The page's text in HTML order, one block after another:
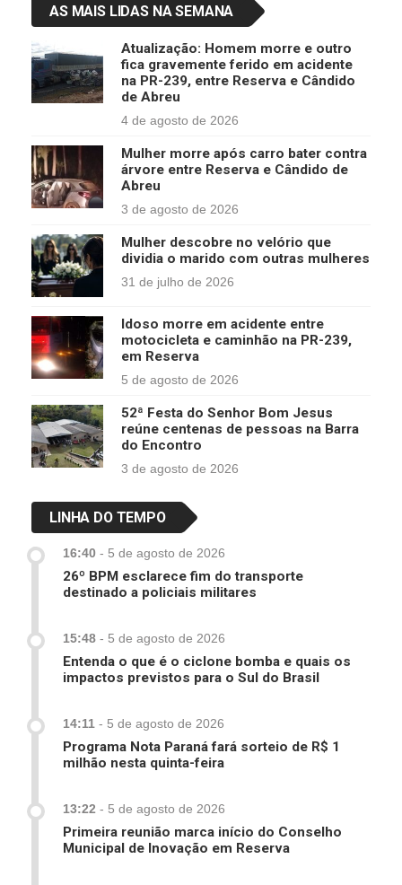
AS MAIS LIDAS NA SEMANA
Atualização: Homem morre e outro
fica gravemente ferido em acidente
na PR-239, entre Reserva e Cândido
de Abreu
4 de agosto de 2026
Mulher morre após carro bater contra
árvore entre Reserva e Cândido de
Abreu
3 de agosto de 2026
Mulher descobre no velório que
dividia o marido com outras mulheres
31 de julho de 2026
Idoso morre em acidente entre
motocicleta e caminhão na PR-239,
em Reserva
5 de agosto de 2026
52ª Festa do Senhor Bom Jesus
reúne centenas de pessoas na Barra
do Encontro
3 de agosto de 2026
LINHA DO TEMPO
16:40 - 5 de agosto de 2026
26º BPM esclarece fim do transporte
destinado a policiais militares
15:48 - 5 de agosto de 2026
Entenda o que é o ciclone bomba e quais os
impactos previstos para o Sul do Brasil
14:11 - 5 de agosto de 2026
Programa Nota Paraná fará sorteio de R$ 1
milhão nesta quinta-feira
13:22 - 5 de agosto de 2026
Primeira reunião marca início do Conselho
Municipal de Inovação em Reserva